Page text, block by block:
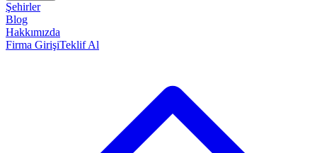
Şehirler
Blog
Hakkımızda
Firma GirişiTeklif Al